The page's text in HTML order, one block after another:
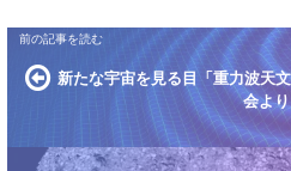
新たな宇宙を見る目「重力波天
会より